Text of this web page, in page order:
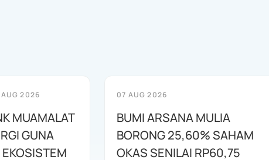
2026
MUAMALAT
GUNA
07 AUG 2026
BUMI ARSANA MULIA
BORONG 25,60% SAHAM
OKAS SENILAI RP60,75